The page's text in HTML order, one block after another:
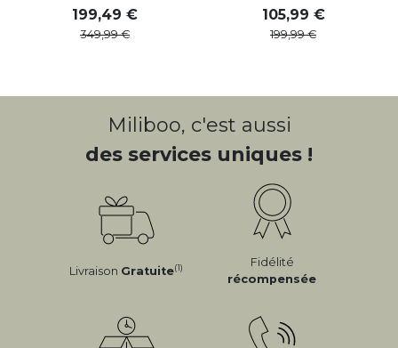
199,49
349,99
105,99
199,99
Miliboo, c'est aussi
des services uniques !
Livraison Gratuite(1)
Fidélité
récompensée